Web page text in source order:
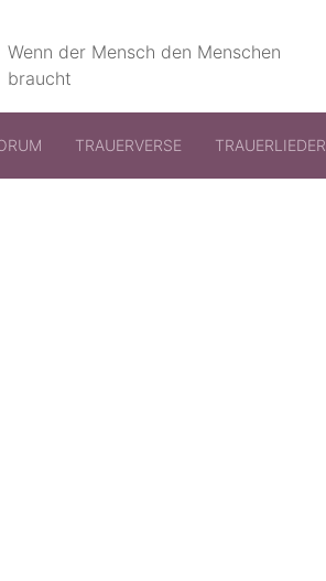
Wenn der Mensch den Menschen
braucht
TRAUERVERSE TRAUERLIEDER